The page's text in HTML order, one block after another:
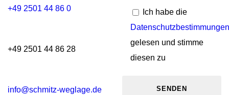
+49 2501 44 86 0
+49 2501 44 86 28
info@schmitz-weglage.de
Ich habe die
Datenschutzbestimmungen
gelesen und stimme
diesen zu